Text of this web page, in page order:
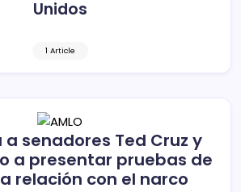
Unidos
1 Article
a senadores Ted Cruz y
a presentar pruebas de
relación con el narco